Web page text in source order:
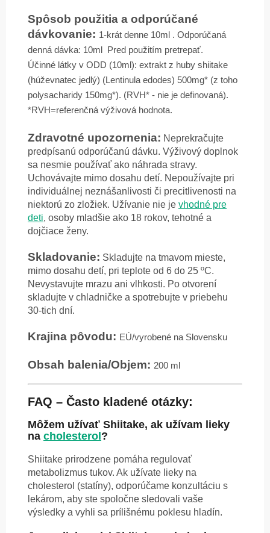
Spôsob použitia a odporúčané
dávkovanie: 1-krát denne 10ml . Odporúčaná
denná dávka: 10ml
Pred použitím pretrepať.
Účinné látky v ODD (10ml): extrakt z huby shiitake
(húževnatec jedlý) (Lentinula edodes) 500mg* (z toho
polysacharidy 150mg*). (RVH* - nie je definovaná).
*RVH=referenčná výživová hodnota.
Zdravotné upozornenia: Neprekračujte
predpísanú odporúčanú dávku. Výživový doplnok
sa nesmie používať ako náhrada stravy.
Uchovávajte mimo dosahu detí. Nepoužívajte pri
individuálnej neznášanlivosti či precitlivenosti na
niektorú zo zložiek. Užívanie nie je vhodné pre
deti, osoby mladšie ako 18 rokov, tehotné a
dojčiace ženy.
Skladovanie: Skladujte na tmavom mieste,
mimo dosahu detí, pri teplote od 6 do 25 ºC.
Nevystavujte mrazu ani vlhkosti. Po otvorení
skladujte v chladničke a spotrebujte v priebehu
30-tich dní.
Krajina pôvodu: EÚ/vyrobené na Slovensku
Obsah balenia/Objem: 200 ml
FAQ – Často kladené otázky:
Môžem užívať Shiitake, ak užívam lieky
na cholesterol?
Shiitake prirodzene pomáha regulovať
metabolizmus tukov. Ak užívate lieky na
cholesterol (statíny), odporúčame konzultáciu s
lekárom, aby ste spoločne sledovali vaše
výsledky a vyhli sa prílišnému poklesu hladín.